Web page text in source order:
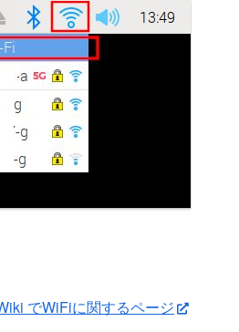
でWiFiに関するページ